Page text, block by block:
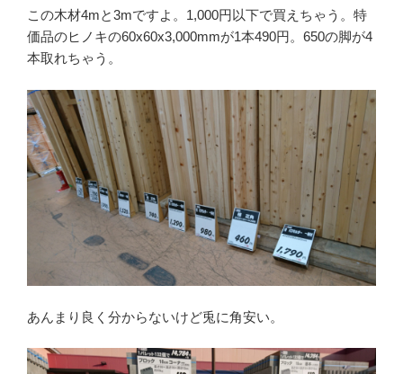
この木材4mと3mですよ。1,000円以下で買えちゃう。特
価品のヒノキの60x60x3,000mmが1本490円。650の脚が4
本取れちゃう。
あんまり良く分からないけど兎に角安い。